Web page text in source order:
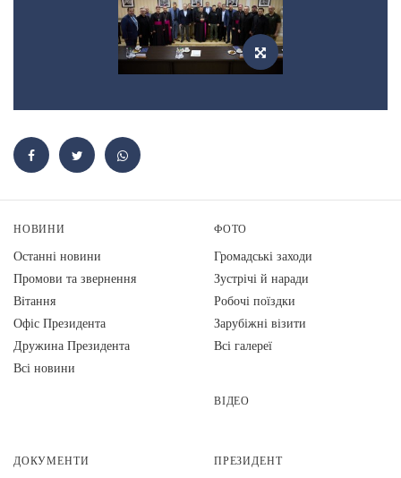
НОВИНИ
Останні новини
Промови та звернення
Вiтання
Офіс Президента
Дружина Президента
Всі новини
ФОТО
Громадські заходи
Зустрічі й наради
Робочі поїздки
Зарубіжні візити
Всі галереї
ВІДЕО
ДОКУМЕНТИ ПРЕЗИДЕНТ